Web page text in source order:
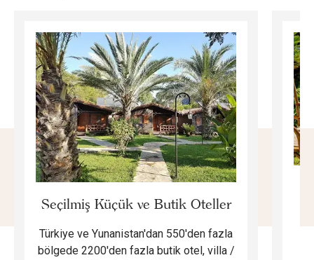
Seçilmiş Küçük ve Butik Oteller
Türkiye ve Yunanistan'dan 550'den fazla
bölgede 2200'den fazla butik otel, villa /